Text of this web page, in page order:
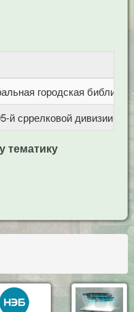
городская
й сррелковой дивизии, 114
тематику